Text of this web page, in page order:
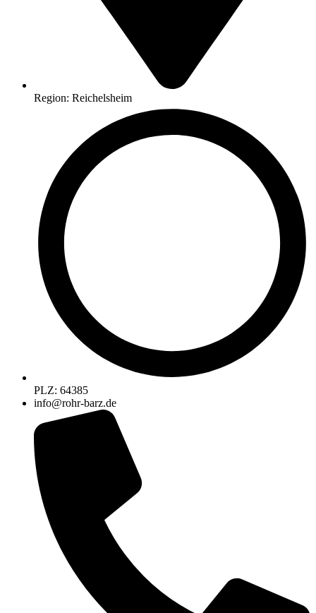
Region: Reichelsheim
PLZ: 64385
info@rohr-barz.de